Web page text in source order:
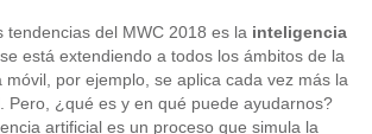
tendencias del MWC 2018 es la inteligencia
se está extendiendo a todos los ámbitos de la
por ejemplo, se aplica cada vez más la
Pero, ¿qué es y en qué puede ayudarnos?
artificial es un proceso que simula la